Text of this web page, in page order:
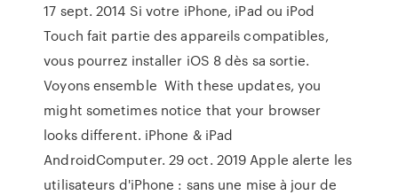
17 sept. 2014 Si votre iPhone, iPad ou iPod
Touch fait partie des appareils compatibles,
vous pourrez installer iOS 8 dès sa sortie.
Voyons ensemble With these updates, you
might sometimes notice that your browser
looks different. iPhone & iPad
AndroidComputer. 29 oct. 2019 Apple alerte les
utilisateurs d'iPhone : sans une mise à jour de